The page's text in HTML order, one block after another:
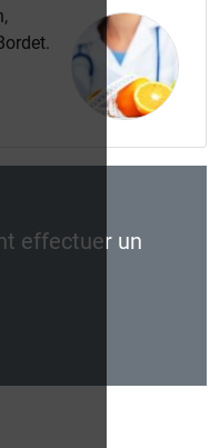
effectuer un